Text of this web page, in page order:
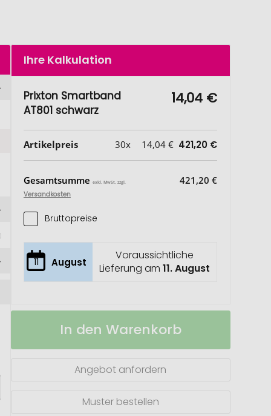
Ihre Kalkulation
Prixton Smartband
AT801 schwarz
14,04 €
Artikelpreis 30x 14,04 € 421,20 €
Gesamtsumme exkl. MwSt. zzgl.
Versandkosten
421,20 €
Bruttopreise
11 August
Voraussichtliche
Lieferung am 11. August
Prixton
Auf
In den Warenkorb
Angebot anfordern
Muster bestellen